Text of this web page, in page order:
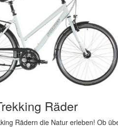
Räder
Rädern die Natur erleben! Ob